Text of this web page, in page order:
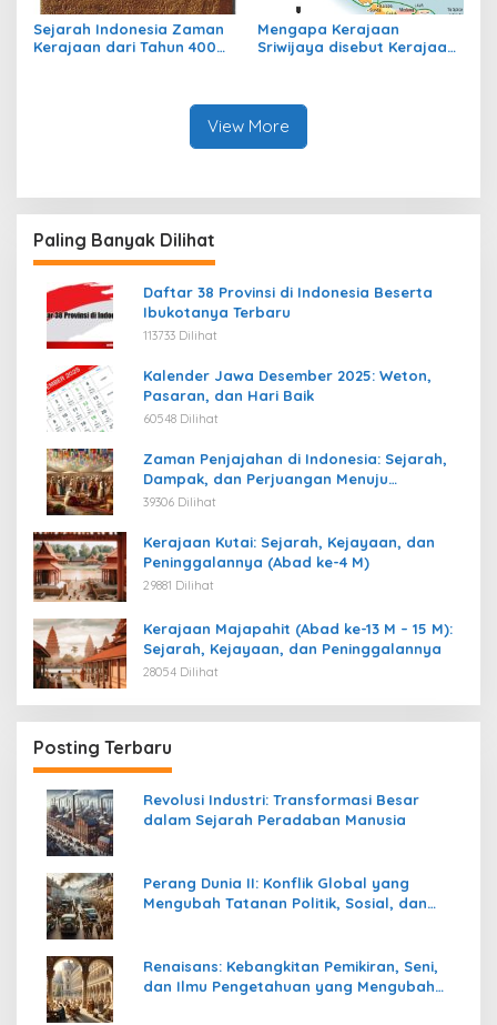
Sejarah Indonesia Zaman
Kerajaan dari Tahun 400
Mengapa Kerajaan
Sriwijaya disebut Kerajaan
View More
Paling Banyak Dilihat
Daftar 38 Provinsi di Indonesia Beserta
Ibukotanya Terbaru
113733 Dilihat
Kalender Jawa Desember 2025: Weton,
Pasaran, dan Hari Baik
60548 Dilihat
Zaman Penjajahan di Indonesia: Sejarah,
Dampak, dan Perjuangan Menuju
Kemerdekaan
39306 Dilihat
Kerajaan Kutai: Sejarah, Kejayaan, dan
Peninggalannya (Abad ke-4 M)
29881 Dilihat
Kerajaan Majapahit (Abad ke-13 M – 15 M):
Sejarah, Kejayaan, dan Peninggalannya
28054 Dilihat
Posting Terbaru
Revolusi Industri: Transformasi Besar
dalam Sejarah Peradaban Manusia
Perang Dunia II: Konflik Global yang
Mengubah Tatanan Politik, Sosial, dan
Renaisans: Kebangkitan Pemikiran, Seni,
dan Ilmu Pengetahuan yang Mengubah